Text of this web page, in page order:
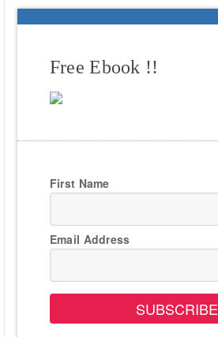
Free Ebook !!
First Name
Email Address
SUBSCRIBE